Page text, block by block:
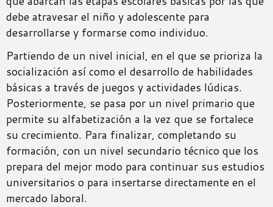
debe atravesar el niño y adolescente para
desarrollarse y formarse como individuo.
Partiendo de un nivel inicial, en el que se prioriza la
socialización así como el desarrollo de habilidades
básicas a través de juegos y actividades lúdicas.
Posteriormente, se pasa por un nivel primario que
permite su alfabetización a la vez que se fortalece
su crecimiento. Para finalizar, completando su
formación, con un nivel secundario técnico que los
prepara del mejor modo para continuar sus estudios
universitarios o para insertarse directamente en el
mercado laboral.